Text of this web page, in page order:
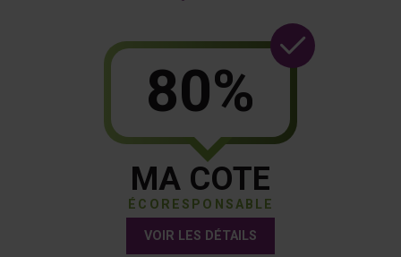
80%
MA COTE
ÉCORESPONSABLE
VOIR LES DÉTAILS